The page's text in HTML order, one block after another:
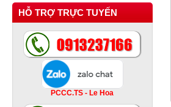
HỖ TRỢ TRỰC TUYẾN
PCCC.TS - Le Hoa